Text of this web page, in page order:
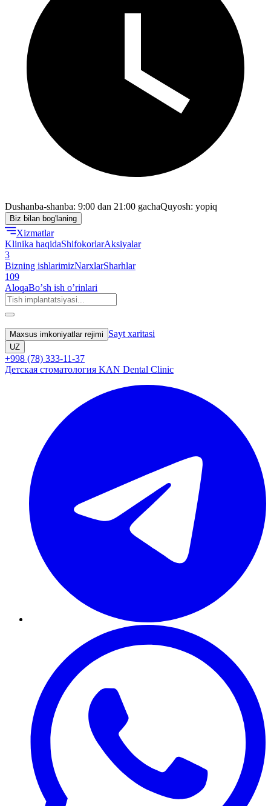
Dushanba-shanba: 9:00 dan 21:00 gachaQuyosh: yopiq
Biz bilan bog'laning
Xizmatlar
Klinika haqidaShifokorlarAksiyalar
3
Bizning ishlarimizNarxlarSharhlar
109
AloqaBoʼsh ish oʼrinlari
Maxsus imkoniyatlar rejimi Sayt xaritasi
UZ
+998 (78) 333-11-37
Детская стоматология KAN Dental Clinic